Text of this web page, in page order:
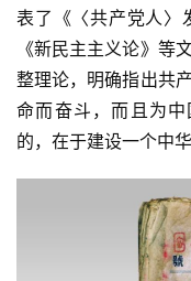
表了《〈共产党人〉
《新民主主义论》等
整理论，明确指出共
命而奋斗，而且为
的，在于建设一个中